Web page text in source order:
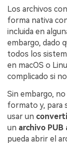
Los archivos
forma nativa
incluida en
embargo, dado
todos los
en macOS o
complicado si
Sin embargo,
formato y, para
usar un
un archivo
pueda abrir el